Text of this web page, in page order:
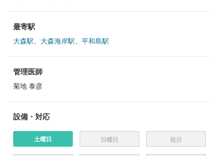
最寄駅
大森駅 大森海岸駅 平和島駅
管理医師
菊地 泰彦
設備・対応
土曜日 日曜日 祝日